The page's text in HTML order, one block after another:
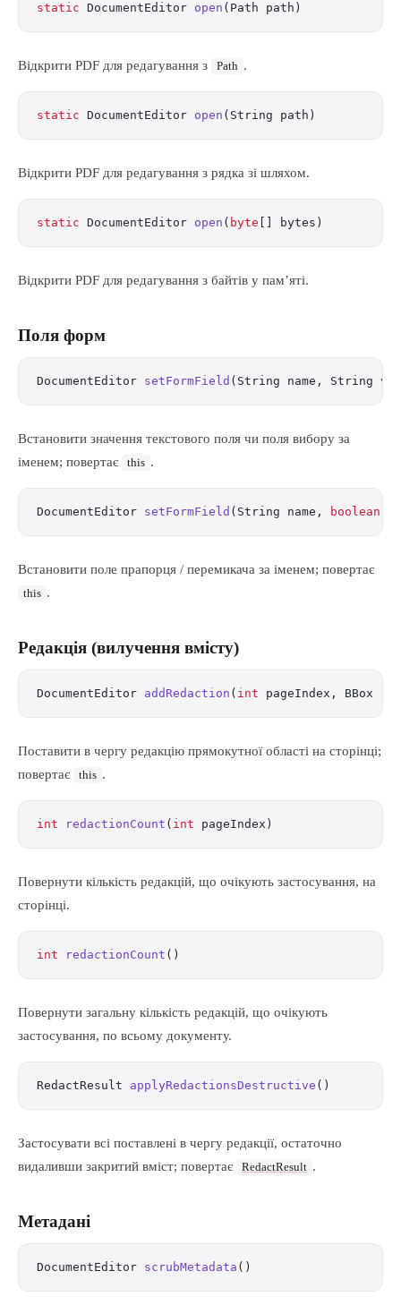
static DocumentEditor open (Path path)
Відкрити PDF для редагування з Path .
static DocumentEditor open (String path)
Відкрити PDF для редагування з рядка зі шляхом.
static DocumentEditor open ( byte [] bytes)
Відкрити PDF для редагування з байтів у пам’яті.
Поля форм
DocumentEditor setFormField (String name, String
Встановити значення текстового поля чи поля вибору за
іменем; повертає
this .
DocumentEditor setFormField (String name, boolean
Встановити поле прапорця / перемикача за іменем; повертає
this .
Редакція (вилучення вмісту)
DocumentEditor addRedaction ( int pageIndex, BBox
Поставити в чергу редакцію прямокутної області на сторінці;
повертає
this .
int redactionCount ( int pageIndex)
Повернути кількість редакцій, що очікують застосування, на
сторінці.
int redactionCount ()
Повернути загальну кількість редакцій, що очікують
застосування, по всьому документу.
RedactResult applyRedactionsDestructive ()
Застосувати всі поставлені в чергу редакції, остаточно
видаливши закритий вміст; повертає
RedactResult .
Метадані
DocumentEditor scrubMetadata ()